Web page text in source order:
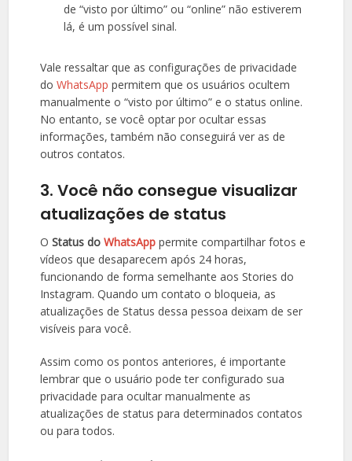
de “visto por último” ou “online” não estiverem
lá, é um possível sinal.
Vale ressaltar que as configurações de privacidade
doWhatsApp permitem que os usuários ocultem
manualmente o “visto por último” e o status online.
No entanto, se você optar por ocultar essas
informações, também não conseguirá ver as de
outros contatos.
3. Você não consegue visualizar
atualizações de status
OStatus doWhatsApp permite compartilhar fotos e
vídeos que desaparecem após 24 horas,
funcionando de forma semelhante aos Stories do
Instagram. Quando um contato o bloqueia, as
atualizações de Status dessa pessoa deixam de ser
visíveis para você.
Assim como os pontos anteriores, é importante
lembrar que o usuário pode ter configurado sua
privacidade para ocultar manualmente as
atualizações de status para determinados contatos
ou para todos.